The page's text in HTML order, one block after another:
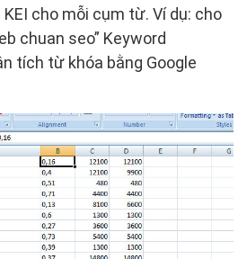
cho mỗi cụm từ. Ví dụ: cho
chuan seo” Keyword
tích từ khóa bằng Google